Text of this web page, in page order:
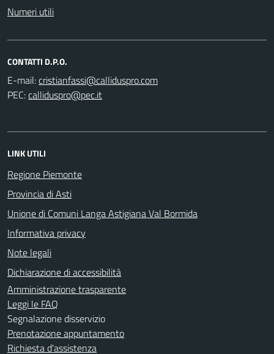
Numeri utili
CONTATTI D.P.O.
E-mail:
PEC:
LINK UTILI
Regione Piemonte
Provincia di Asti
Unione di Comuni Langa Astigiana Val Bormida
Informativa privacy
Note legali
Dichiarazione di accessibilità
Amministrazione trasparente
Leggi le FAQ
Segnalazione disservizio
Prenotazione appuntamento
Richiesta d'assistenza